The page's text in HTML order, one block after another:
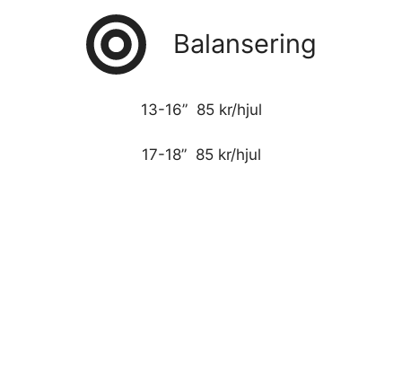
Balansering
13-16” 85 kr/hjul
17-18” 85 kr/hjul